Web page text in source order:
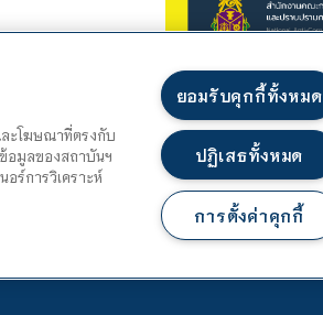
นโยบายความเป็นส่วนตัว
ละโฆษณาที่ตรงกับ
ข้อมูลของสถาบันฯ
ร์การวิเคราะห์
ยอมรับคุกกี้ทั้งหมด
ปฏิเสธทั้งหมด
การตั้งค่าคุกกี้